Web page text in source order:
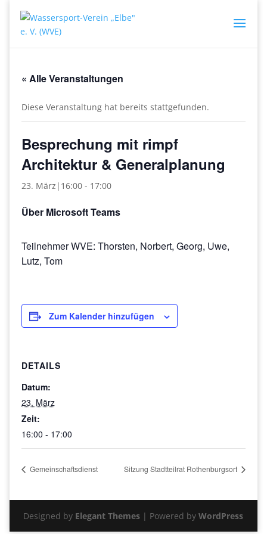
« Alle Veranstaltungen
Diese Veranstaltung hat bereits stattgefunden.
Besprechung mit rimpf
Architektur & Generalplanung
23. März|16:00- 17:00
Über Microsoft Teams
Teilnehmer WVE: Thorsten, Norbert, Georg, Uwe,
Lutz, Tom
Zum Kalender hinzufügen
DETAILS
Datum:
23. März
Zeit:
16:00 - 17:00
Gemeinschaftsdienst Sitzung Stadtteilrat Rothenburgsort
Designed by Elegant Themes | Powered byWordPress